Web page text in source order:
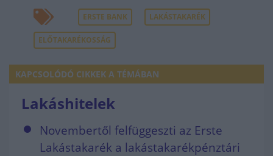
ERSTE BANK LAKÁSTAKARÉK
ELŐTAKARÉKOSSÁG
KAPCSOLÓDÓ CIKKEK A TÉMÁBAN
Lakáshitelek
Novembertől felfüggeszti az Erste
Lakástakarék a lakástakarékpénztári